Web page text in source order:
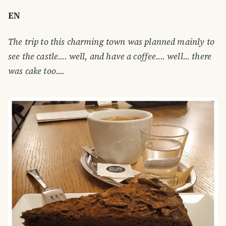
EN
The trip to this charming town was planned mainly to
see the castle.... well, and have a coffee.... well... there
was cake too....